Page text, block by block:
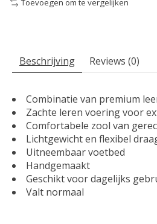
Toevoegen om te vergelijken
Beschrijving Reviews (0)
Combinatie van premium
Zachte leren voering voor
Comfortabele zool van
Lichtgewicht en flexibel
Uitneembaar voetbed
Handgemaakt
Geschikt voor dagelijks
Valt normaal